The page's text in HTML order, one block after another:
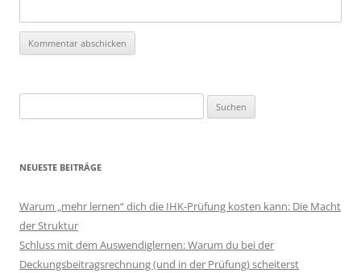
nach:
NEUESTE BEITRÄGE
Warum „mehr lernen“ dich die IHK-Prüfung kosten kann: Die Macht
der Struktur
Schluss mit dem Auswendiglernen: Warum du bei der
Deckungsbeitragsrechnung (und in der Prüfung) scheiterst